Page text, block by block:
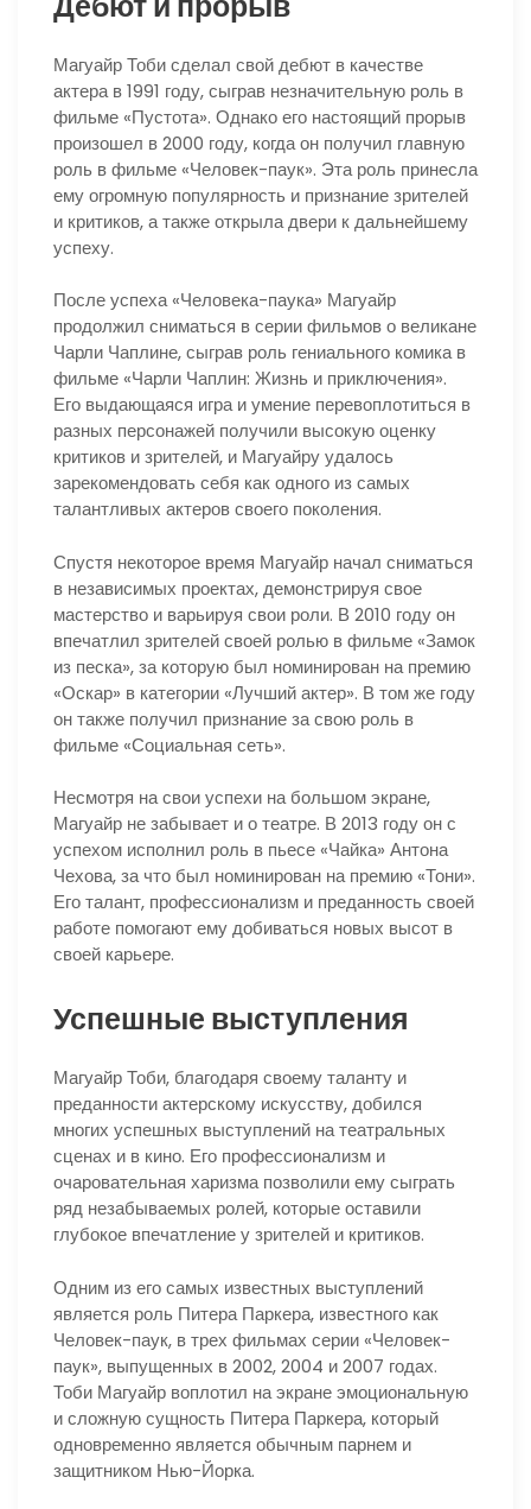
Магуайр Тоби сделал свой дебют в качестве
актера в 1991 году, сыграв незначительную роль в
фильме «Пустота». Однако его настоящий прорыв
произошел в 2000 году, когда он получил главную
роль в фильме «Человек-паук». Эта роль принесла
ему огромную популярность и признание зрителей
и критиков, а также открыла двери к дальнейшему
успеху.
После успеха «Человека-паука» Магуайр
продолжил сниматься в серии фильмов о великане
Чарли Чаплине, сыграв роль гениального комика в
фильме «Чарли Чаплин: Жизнь и приключения».
Его выдающаяся игра и умение перевоплотиться в
разных персонажей получили высокую оценку
критиков и зрителей, и Магуайру удалось
зарекомендовать себя как одного из самых
талантливых актеров своего поколения.
Спустя некоторое время Магуайр начал сниматься
в независимых проектах, демонстрируя свое
мастерство и варьируя свои роли. В 2010 году он
впечатлил зрителей своей ролью в фильме «Замок
из песка», за которую был номинирован на премию
«Оскар» в категории «Лучший актер». В том же году
он также получил признание за свою роль в
фильме «Социальная сеть».
Несмотря на свои успехи на большом экране,
Магуайр не забывает и о театре. В 2013 году он с
успехом исполнил роль в пьесе «Чайка» Антона
Чехова, за что был номинирован на премию «Тони».
Его талант, профессионализм и преданность своей
работе помогают ему добиваться новых высот в
своей карьере.
Успешные выступления
Магуайр Тоби, благодаря своему таланту и
преданности актерскому искусству, добился
многих успешных выступлений на театральных
сценах и в кино. Его профессионализм и
очаровательная харизма позволили ему сыграть
ряд незабываемых ролей, которые оставили
глубокое впечатление у зрителей и критиков.
Одним из его самых известных выступлений
является роль Питера Паркера, известного как
Человек-паук, в трех фильмах серии «Человек-
паук», выпущенных в 2002, 2004 и 2007 годах.
Тоби Магуайр воплотил на экране эмоциональную
и сложную сущность Питера Паркера, который
одновременно является обычным парнем и
защитником Нью-Йорка.